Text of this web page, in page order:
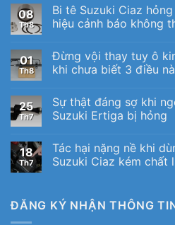
08
Th8
Bi tê Suzuki Ciaz
hiệu cảnh báo không
01
Th8
Đừng vội thay tuy ô
khi chưa biết 3 điều
25
Th7
Sự thật đáng sợ khi
Suzuki Ertiga bị hỏng
18
Th7
Tác hại nặng nề khi
Suzuki Ciaz kém chất
ĐĂNG KÝ NHẬN THÔNG